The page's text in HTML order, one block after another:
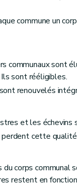
et du receveur
commune un
communaux sont
sont rééligibles.
renouvelés
et les échevins
cette
du corps
restent en